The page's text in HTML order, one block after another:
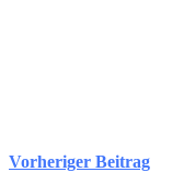
Vorheriger Beitrag